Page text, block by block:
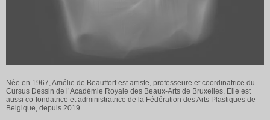
Née en 1967, Amélie de Beauffort est artiste, professeure et coordinatrice du
Cursus Dessin de l’Académie Royale des Beaux-Arts de Bruxelles. Elle est
aussi co-fondatrice et administratrice de la Fédération des Arts Plastiques de
Belgique, depuis 2019.